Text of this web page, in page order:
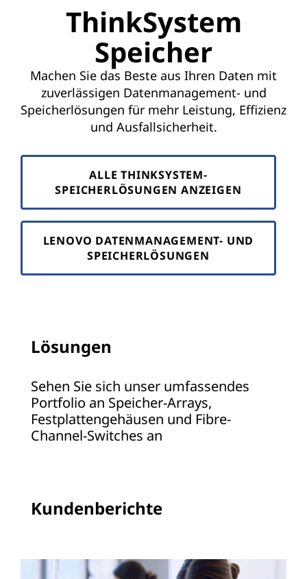
ThinkSystem
Speicher
Machen Sie das Beste aus Ihren Daten mit
zuverlässigen Datenmanagement- und
Speicherlösungen für mehr Leistung, Effizienz
und Ausfallsicherheit.
ALLE THINKSYSTEM-
SPEICHERLÖSUNGEN ANZEIGEN
LENOVO DATENMANAGEMENT- UND
SPEICHERLÖSUNGEN
Lösungen
Sehen Sie sich unser umfassendes
Portfolio an Speicher-Arrays,
Festplattengehäusen und Fibre-
Channel-Switches an
Kundenberichte